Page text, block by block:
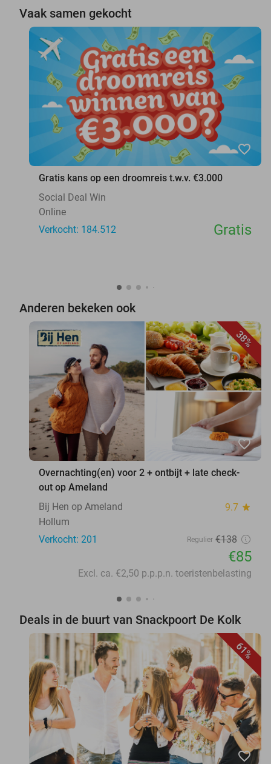
Vaak samen gekocht
favorite_border
Gratis kans op een droomreis t.w.v. €3.000
Social Deal Win
Online
Verkocht: 184.512
Gratis
Anderen bekeken ook
38%
favorite_border
Overnachting(en) voor 2 + ontbijt + late check-
out op Ameland
Bij Hen op Ameland
9.7 star
Hollum
Verkocht: 201
Regulier €138
€85
Excl. ca. €2,50 p.p.p.n. toeristenbelasting
Deals in de buurt van Snackpoort De Kolk
61%
favorite_border